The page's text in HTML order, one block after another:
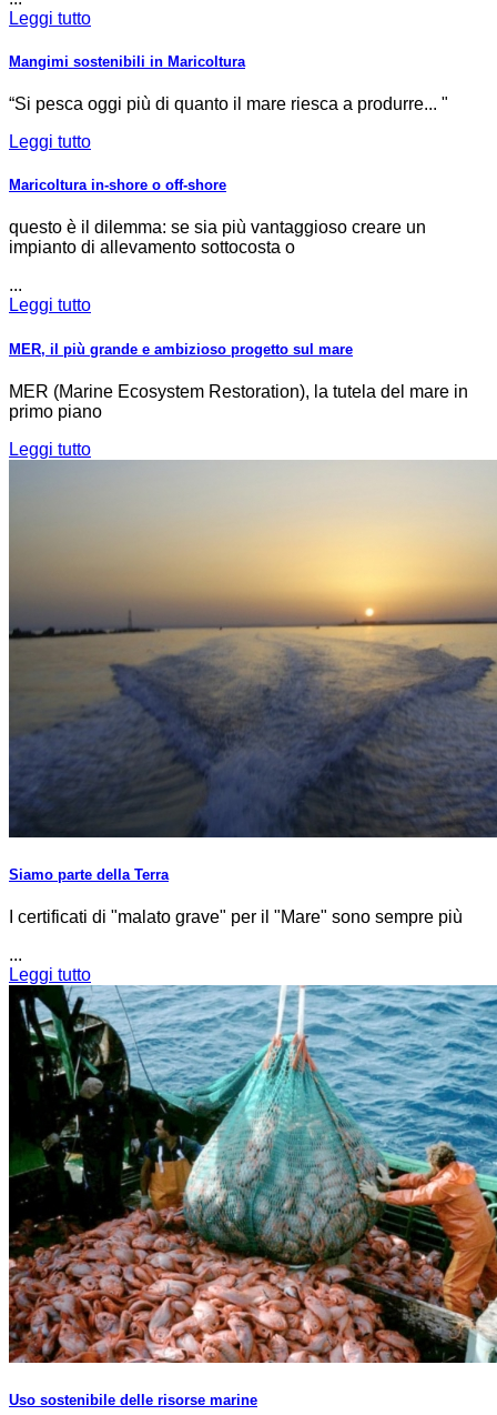
Leggi tutto
Mangimi sostenibili in Maricoltura
“Si pesca oggi più di quanto il mare riesca a produrre... "
Leggi tutto
Maricoltura in-shore o off-shore
questo è il dilemma: se sia più vantaggioso creare un
impianto di allevamento sottocosta o
...
Leggi tutto
MER, il più grande e ambizioso progetto sul mare
MER (Marine Ecosystem Restoration), la tutela del mare in
primo piano
Leggi tutto
Siamo parte della Terra
I certificati di "malato grave" per il "Mare" sono sempre più
...
Leggi tutto
Uso sostenibile delle risorse marine